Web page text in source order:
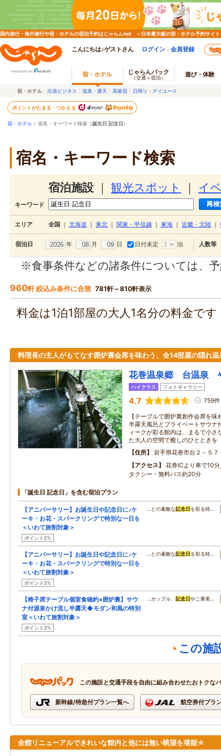
国内旅行・海外旅行や宿・ホテルの宿泊予約はじゃらんnet ～日本最大級の宿・ホテル予約サイト
こんにちは♪ゲストさん ログイン 会員登録
宿・ホテル じゃらんパック
（交通＋宿泊） 遊び・体験
宿・ホテル 出張ビジネス 温泉・露天 高級宿 日帰り・デイユース
ポイントがたまる・つかえる
宿・ホテル > 宿名・キーワード検索（誕生日 記念日 ）
宿名・キーワード検索
宿泊施設 観光スポット イ
キーワード
エリア 全国 北海道 東北 関東・甲信越 東海 近畿・北陸
宿泊日 年 月 日 日付未定 泊 人数等
※食事条件などの諸条件については、
960軒 絞込み条件に合致 781軒～810軒表示
料金は1泊1部屋の大人1名分の料金で
料理長の主人がもてなす囲炉裏会席を味わう、全14部屋の隠れ温
花巻温泉郷 台温泉
ハイクラス フォトギャラリー
4.7 759件
【テーブルで囲炉裏創作会席を
半露天風呂とプライベートサウナ
ィークが彩る館内は、まるで小さ
た大人の空間で癒しのひとときを
住所
岩手県花巻市台２－５７
アクセス
花巻ICより車で10
タクシー・無料バス約20分
「誕生日 記念日」を含む宿泊プラン
【アニバーサリー】お誕生日や記念日に♪ケ
ーキ・お花・スパークリングで特別な一日を
＜いわて旅割対象＞
ポイント2%
…との素敵な記念日 を彩る特…
【アニバーサリー】お誕生日や記念日に♪ケ
ーキ・お花・スパークリングで特別な一日を
＜いわて旅割対象＞
ポイント2%
…との素敵な記念日 を彩る特…
【椅子席テーブル個室食確約×囲炉裏】サウ
ナ付源泉かけ流し半露天◆モダン和風の特別
室＜いわて旅割対象＞
ポイント2%
…カップル、 記念日やご褒美…
この施
この施設と交通手段を自由に組み合わせたおトクな
新幹線/特急付プラン一覧へ 航空券付プラ
全館リニューアルできれいな館内と他には無い眺望を堪能☆